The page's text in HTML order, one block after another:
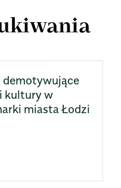
demotywujące
kultury w
miasta Łodzi